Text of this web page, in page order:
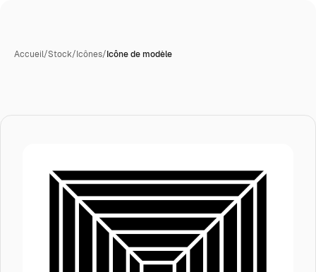
Accueil/Stock/Icônes/Icône de modèle